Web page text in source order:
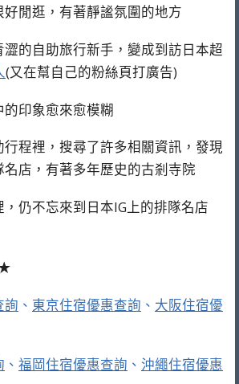
閒逛，有著靜謐氛圍的地方
的自助旅行新手，變成到訪日本超
(又在幫自己的粉絲頁打廣告)
印象愈來愈模糊
程裡，搜尋了許多相關資訊，發現
店，有著多年歷史的古剎寺院
仍不忘來到日本IG上的排隊名店
詢 、 東京住宿優惠查詢 、 大阪住宿優
、 福岡住宿優惠查詢 、 沖繩住宿優惠